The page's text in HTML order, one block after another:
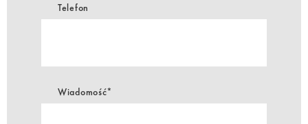
Telefon
Wiadomość*